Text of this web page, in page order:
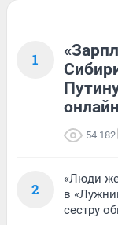
1
54 182
2
«Люди же
в
сестру